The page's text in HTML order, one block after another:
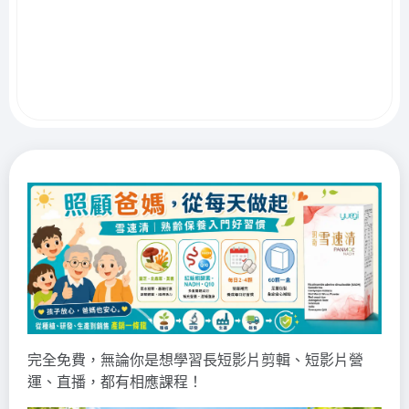
完全免費，無論你是想學習長短影片剪輯、短影片營
運、直播，都有相應課程！